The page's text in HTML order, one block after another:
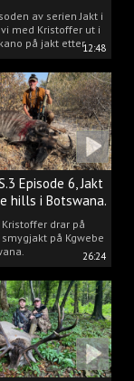
12:48
av serien Jakt i
med Kristoffer ut i
på jakt etter
26:24
Episode 6, Jakt
hills i Botswana.
drar på
på Kgwebe